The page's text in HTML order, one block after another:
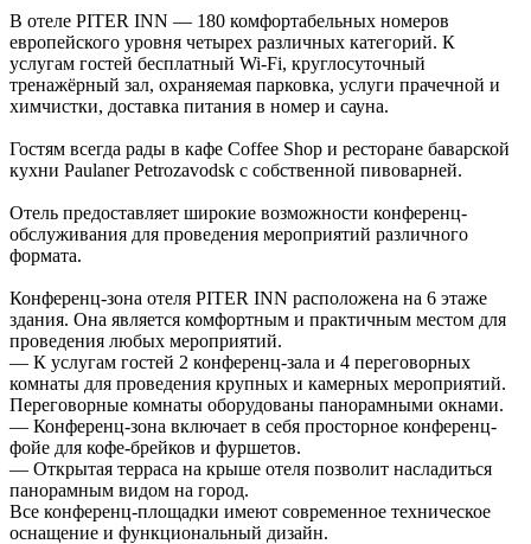
В отеле PITER INN — 180 комфортабельных номеров
европейского уровня четырех различных категорий. К
услугам гостей бесплатный Wi-Fi, круглосуточный
тренажёрный зал, охраняемая парковка, услуги прачечной и
химчистки, доставка питания в номер и сауна.
Гостям всегда рады в кафе Coffee Shop и ресторане баварской
кухни Paulaner Petrozavodsk с собственной пивоварней.
Отель предоставляет широкие возможности конференц-
обслуживания для проведения мероприятий различного
формата.
Конференц-зона отеля PITER INN расположена на 6 этаже
здания. Она является комфортным и практичным местом для
проведения любых мероприятий.
— К услугам гостей 2 конференц-зала и 4 переговорных
комнаты для проведения крупных и камерных мероприятий.
Переговорные комнаты оборудованы панорамными окнами.
— Конференц-зона включает в себя просторное конференц-
фойе для кофе-брейков и фуршетов.
— Открытая терраса на крыше отеля позволит насладиться
панорамным видом на город.
Все конференц-площадки имеют современное техническое
оснащение и функциональный дизайн.